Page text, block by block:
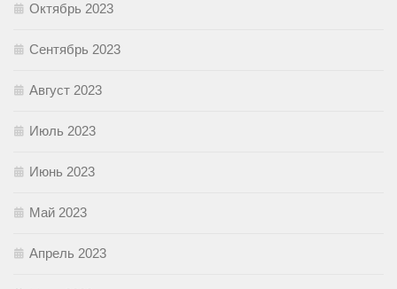
Октябрь 2023
Сентябрь 2023
Август 2023
Июль 2023
Июнь 2023
Май 2023
Апрель 2023